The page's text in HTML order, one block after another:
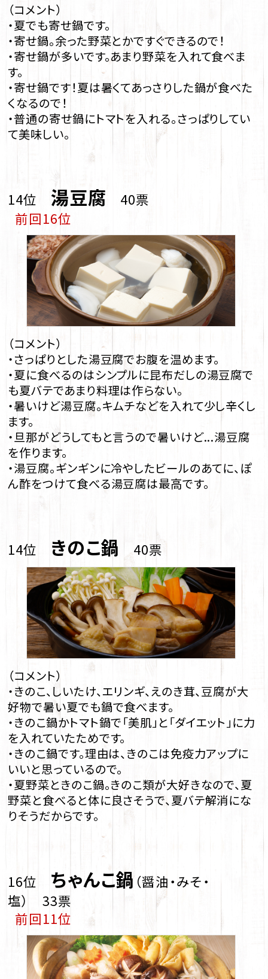
（コメント）
・夏でも寄せ鍋です。
・寄せ鍋。余った野菜とかですぐできるので！
・寄せ鍋が多いです。あまり野菜を入れて食べま
す。
・寄せ鍋です！夏は暑くてあっさりした鍋が食べた
くなるので！
・普通の寄せ鍋にトマトを入れる。さっぱりしてい
て美味しい。
14位 湯豆腐 40票
前回16位
（コメント）
・さっぱりとした湯豆腐でお腹を温めます。
・夏に食べるのはシンプルに昆布だしの湯豆腐で
も夏バテであまり料理は作らない。
・暑いけど湯豆腐。キムチなどを入れて少し辛くし
ます。
・旦那がどうしてもと言うので暑いけど...湯豆腐
を作ります。
・湯豆腐。ギンギンに冷やしたビールのあてに、ぽ
ん酢をつけて食べる湯豆腐は最高です。
14位 きのこ鍋 40票
（コメント）
・きのこ、しいたけ、エリンギ、えのき茸、豆腐が大
好物で暑い夏でも鍋で食べます。
・きのこ鍋かトマト鍋で「美肌」と「ダイエット」に力
を入れていたためです。
・きのこ鍋です。理由は、きのこは免疫力アップに
いいと思っているので。
・夏野菜ときのこ鍋。きのこ類が大好きなので、夏
野菜と食べると体に良さそうで、夏バテ解消にな
りそうだからです。
16位 ちゃんこ鍋（醤油・みそ・
塩） 33票
前回11位